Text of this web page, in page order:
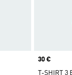
Prix
30 €
T-SHIRT 3